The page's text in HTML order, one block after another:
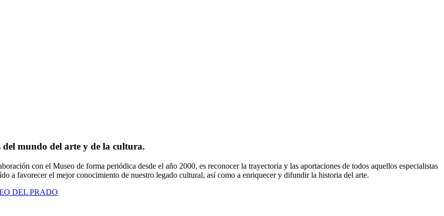
del mundo del arte y de la cultura.
con el Museo de forma periódica desde el año 2000, es reconocer la trayectoria y las aportaciones de todos aquellos especialistas
a favorecer el mejor conocimiento de nuestro legado cultural, así como a enriquecer y difundir la historia del arte.
DEL PRADO